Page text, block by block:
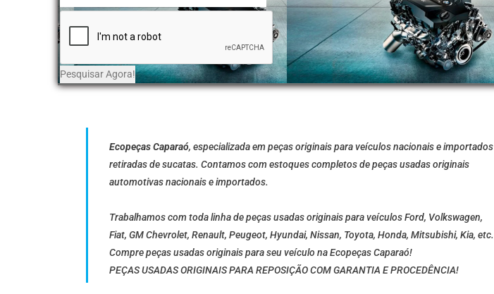
Ecopeças Caparaó, especializada em peças originais para veículos nacionais e importados
retiradas de sucatas. Contamos com estoques completos de peças usadas originais
automotivas nacionais e importados.
Trabalhamos com toda linha de peças usadas originais para veículos Ford, Volkswagen,
Fiat, GM Chevrolet, Renault, Peugeot, Hyundai, Nissan, Toyota, Honda, Mitsubishi, Kia, etc.
Compre peças usadas originais para seu veículo na Ecopeças Caparaó!
PEÇAS USADAS ORIGINAIS PARA REPOSIÇÃO COM GARANTIA E PROCEDÊNCIA!